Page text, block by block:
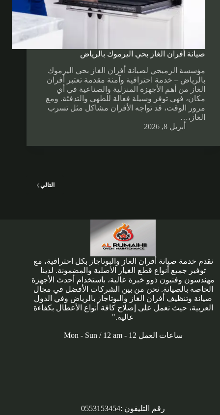
صيانة أفران الغاز بحي اليرموك بالرياض
مؤسسة الرميحي لصيانة أفران الغاز بحي اليرموك
بالرياض – خدمة احترافية وآمنة مقدمة تعتبر أفران
الغاز من أهم الأجهزة المنزلية والصناعية في أي
مكان، فهي توفر وسيلة فعالة للطهي والتدفئة. ومع
مرور الوقت، قد تواجه الأفران مشاكل مثل تسرب
الغاز،…
أبريل 8, 2026
التالي
نقدم خدمة صيانة أفران الغاز والبوتاجاز بكل احترافية، مع
توفير جميع أنواع قطع الغيار الأصلية والمضمونة. لدينا
مهندسون وفنيون ذوو خبرة عالية، باستخدام أحدث الأجهزة
الخاصة بالصيانة. نحن من بين الشركات الأفضل في مجال
صيانة وتنظيف أفران الغاز والبوتاجاز بالرياض وفي الدول
العربية، حيث نعمل على إصلاح كافة أنواع الأعطال بكفاءة
عالية."
ساعات العمل Mon - Sun / 12 am - 12
رقم التليفون :0553153454